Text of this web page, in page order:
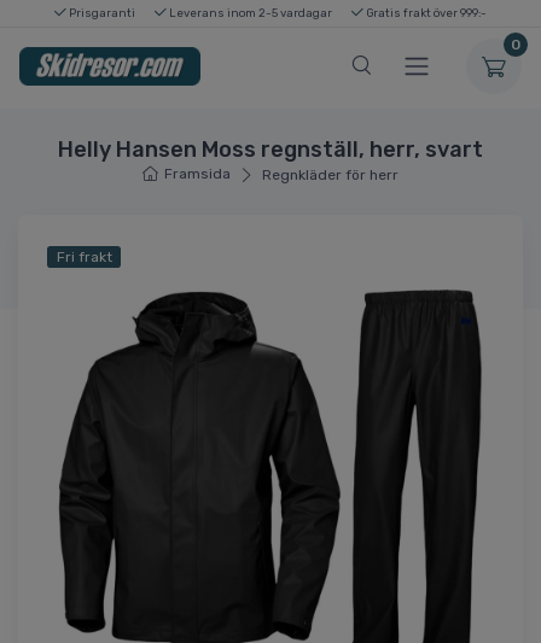
Prisgaranti Leverans inom 2-5 vardagar Gratis frakt över 999:-
0
Helly Hansen Moss regnställ, herr, svart
Framsida Regnkläder för herr
Fri frakt